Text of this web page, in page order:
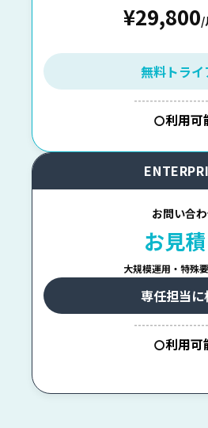
¥29,800/
無料トライ
〇利用可
お問い合
お見
大規模運用・特殊
専任担当に
〇利用可